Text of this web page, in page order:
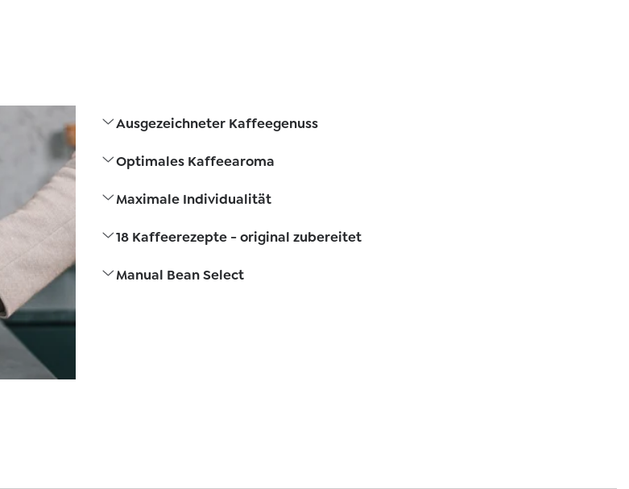
Ausgezeichneter Kaffeegenuss
Optimales Kaffeearoma
Maximale Individualität
18 Kaffeerezepte - original zubereitet
Manual Bean Select